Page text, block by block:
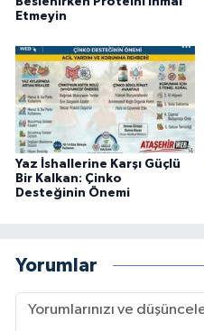
Etmeyin
Yaz İshallerine Karşı Güçlü
Bir Kalkan: Çinko
Desteğinin Önemi
Yorumlar